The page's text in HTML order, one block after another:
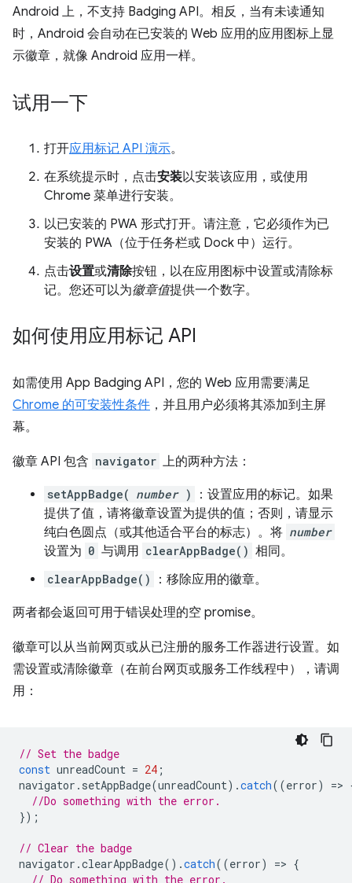
Android 上，不支持 Badging API。相反，当有未读通知
时，Android 会自动在已安装的 Web 应用的应用图标上显
示徽章，就像 Android 应用一样。
试用一下
打开应用标记 API 演示。
在系统提示时，点击安装以安装该应用，或使用
Chrome 菜单进行安装。
以已安装的 PWA 形式打开。请注意，它必须作为已
安装的 PWA（位于任务栏或 Dock 中）运行。
点击设置或清除按钮，以在应用图标中设置或清除标
记。您还可以为徽章值提供一个数字。
如何使用应用标记 API
如需使用 App Badging API，您的 Web 应用需要满足
Chrome 的可安装性条件 ，并且用户必须将其添加到主屏
幕。
徽章 API 包含 navigator 上的两种方法：
setAppBadge( number )
：设置应用的标记。如果
提供了值，请将徽章设置为提供的值；否则，请显示
纯白色圆点（或其他适合平台的标志）。将 number
设置为 0 与调用 clearAppBadge() 相同。
clearAppBadge() ：移除应用的徽章。
两者都会返回可用于错误处理的空 promise。
徽章可以从当前网页或从已注册的服务工作器进行设置。如
需设置或清除徽章（在前台网页或服务工作线程中），请调
用：
// Set the badge
const unreadCount = 24 ;
navigator . setAppBadge(unreadCount).catch((error) =>
//Do something with the error.
});
// Clear the badge
navigator .clearAppBadge().catch((error) => {
// Do something with the error.